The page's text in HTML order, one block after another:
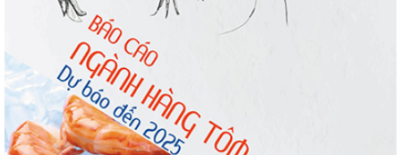
Trung Quốc tăng mạnh nhập khẩu mực,
trong khi nguồn cung...
Điểm tin thủy sản thế giới ngày 3/8/2026